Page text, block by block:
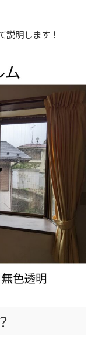
説明します！